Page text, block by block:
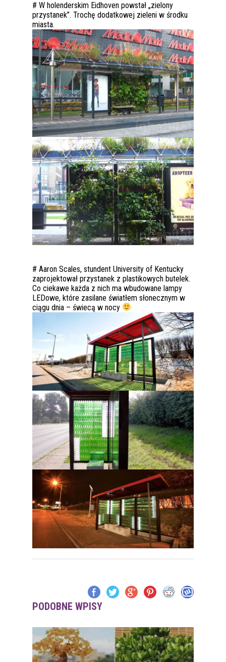
# W holenderskim Eidhoven powstał „zielony
przystanek”. Trochę dodatkowej zieleni w środku
miasta.
# Aaron Scales, stundent University of Kentucky
zaprojektował przystanek z plastikowych butelek.
Co ciekawe każda z nich ma wbudowane lampy
LEDowe, które zasilane światłem słonecznym w
ciągu dnia – świecą w nocy
PODOBNE WPISY